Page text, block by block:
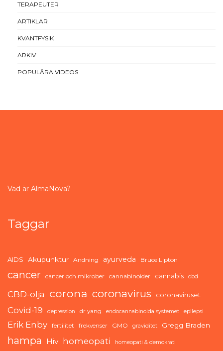
TERAPEUTER
ARTIKLAR
KVANTFYSIK
ARKIV
POPULÄRA VIDEOS
Vad är AlmaNova?
Taggar
AIDS Akupunktur Andning ayurveda Bruce Lipton
cancer cancer och mikrober cannabinoider cannabis cbd
CBD-olja corona coronavirus coronaviruset
Covid-19 depression dr yang endocannabinoida systemet epilepsi
Erik Enby fertilitet frekvenser GMO graviditet Gregg Braden
hampa Hiv homeopati homeopati & demokrati